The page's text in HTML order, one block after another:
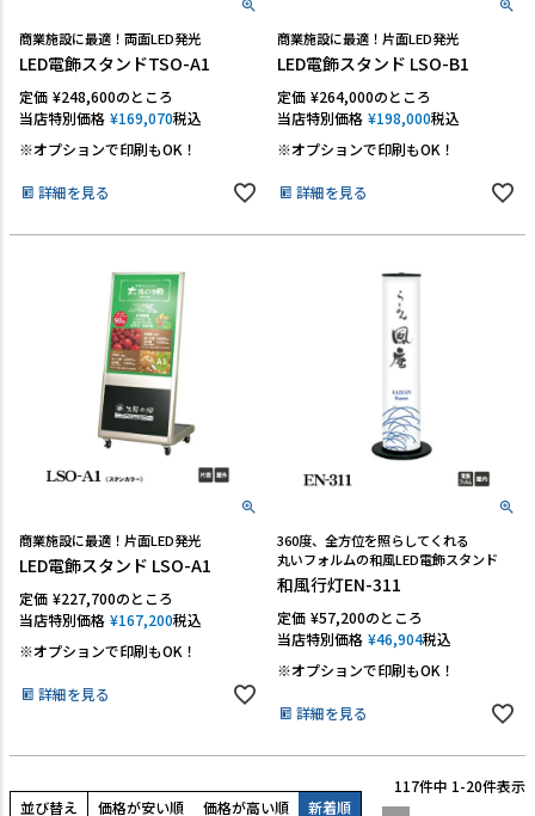
商業施設に最適！両面LED発光
LED電飾スタンドTSO-A1
定価 ¥248,600のところ
当店特別価格 ¥169,070税込
※オプションで印刷もOK！
詳細を見る
商業施設に最適！片面LED発光
LED電飾スタンド LSO-B1
定価 ¥264,000のところ
当店特別価格 ¥198,000税込
※オプションで印刷もOK！
詳細を見る
商業施設に最適！片面LED発光
LED電飾スタンド LSO-A1
定価 ¥227,700のところ
当店特別価格 ¥167,200税込
※オプションで印刷もOK！
詳細を見る
360度、全方位を照らしてくれる
丸いフォルムの和風LED電飾スタンド
和風行灯EN-311
定価 ¥57,200のところ
当店特別価格 ¥46,904税込
※オプションで印刷もOK！
詳細を見る
並び替え 価格が安い順 価格が高い順 新着順
117件中 1-20件表示